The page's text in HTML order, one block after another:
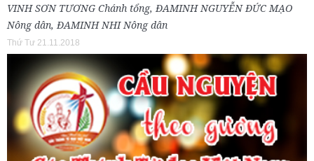
VINH SƠN TƯƠNG Chánh tổng, ĐAMINH NGUYỄN ĐỨC MẠO
Nông dân, ĐAMINH NHI Nông dân
Thứ Tư 21.11.2018